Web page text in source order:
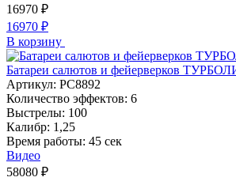
16970 ₽
16970 ₽
В корзину
Батареи салютов и фейерверков
Артикул: РС8892
Количество эффектов: 6
Выстрелы: 100
Калибр: 1,25
Время работы: 45 сек
Видео
58080 ₽